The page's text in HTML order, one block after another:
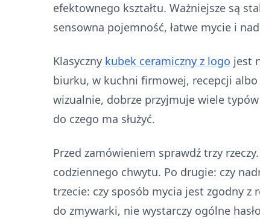
efektownego kształtu. Ważniejsze są
sensowna pojemność, łatwe mycie i
Klasyczny kubek ceramiczny z logo jest
biurku, w kuchni firmowej, recepcji
wizualnie, dobrze przyjmuje wiele
do czego ma służyć.
Przed zamówieniem sprawdź trzy
codziennego chwytu. Po drugie: czy
trzecie: czy sposób mycia jest zgodny
do zmywarki, nie wystarczy ogólne